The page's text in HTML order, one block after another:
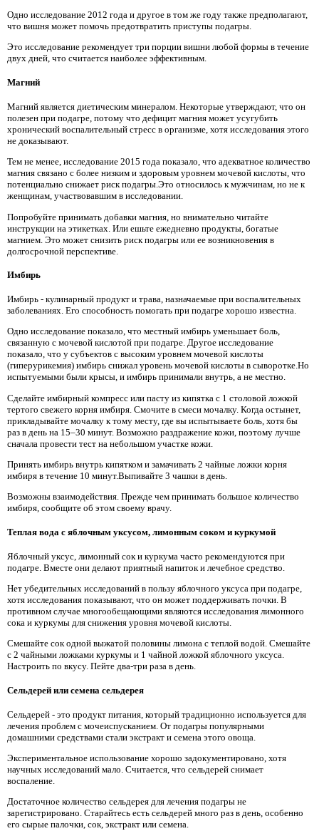
Одно исследование 2012 года и другое в том же году также предполагают,
что вишня может помочь предотвратить приступы подагры.
Это исследование рекомендует три порции вишни любой формы в течение
двух дней, что считается наиболее эффективным.
Магний
Магний является диетическим минералом. Некоторые утверждают, что он
полезен при подагре, потому что дефицит магния может усугубить
хронический воспалительный стресс в организме, хотя исследования этого
не доказывают.
Тем не менее, исследование 2015 года показало, что адекватное количество
магния связано с более низким и здоровым уровнем мочевой кислоты, что
потенциально снижает риск подагры.Это относилось к мужчинам, но не к
женщинам, участвовавшим в исследовании.
Попробуйте принимать добавки магния, но внимательно читайте
инструкции на этикетках. Или ешьте ежедневно продукты, богатые
магнием. Это может снизить риск подагры или ее возникновения в
долгосрочной перспективе.
Имбирь
Имбирь - кулинарный продукт и трава, назначаемые при воспалительных
заболеваниях. Его способность помогать при подагре хорошо известна.
Одно исследование показало, что местный имбирь уменьшает боль,
связанную с мочевой кислотой при подагре. Другое исследование
показало, что у субъектов с высоким уровнем мочевой кислоты
(гиперурикемия) имбирь снижал уровень мочевой кислоты в сыворотке.Но
испытуемыми были крысы, и имбирь принимали внутрь, а не местно.
Сделайте имбирный компресс или пасту из кипятка с 1 столовой ложкой
тертого свежего корня имбиря. Смочите в смеси мочалку. Когда остынет,
прикладывайте мочалку к тому месту, где вы испытываете боль, хотя бы
раз в день на 15–30 минут. Возможно раздражение кожи, поэтому лучше
сначала провести тест на небольшом участке кожи.
Принять имбирь внутрь кипятком и замачивать 2 чайные ложки корня
имбиря в течение 10 минут.Выпивайте 3 чашки в день.
Возможны взаимодействия. Прежде чем принимать большое количество
имбиря, сообщите об этом своему врачу.
Теплая вода с яблочным уксусом, лимонным соком и куркумой
Яблочный уксус, лимонный сок и куркума часто рекомендуются при
подагре. Вместе они делают приятный напиток и лечебное средство.
Нет убедительных исследований в пользу яблочного уксуса при подагре,
хотя исследования показывают, что он может поддерживать почки. В
противном случае многообещающими являются исследования лимонного
сока и куркумы для снижения уровня мочевой кислоты.
Смешайте сок одной выжатой половины лимона с теплой водой. Смешайте
с 2 чайными ложками куркумы и 1 чайной ложкой яблочного уксуса.
Настроить по вкусу. Пейте два-три раза в день.
Сельдерей или семена сельдерея
Сельдерей - это продукт питания, который традиционно используется для
лечения проблем с мочеиспусканием. От подагры популярными
домашними средствами стали экстракт и семена этого овоща.
Экспериментальное использование хорошо задокументировано, хотя
научных исследований мало. Считается, что сельдерей снимает
воспаление.
Достаточное количество сельдерея для лечения подагры не
зарегистрировано. Старайтесь есть сельдерей много раз в день, особенно
его сырые палочки, сок, экстракт или семена.